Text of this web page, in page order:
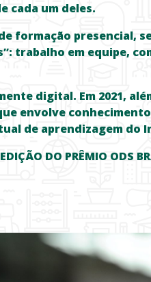
cada um deles.
formação presencial,
trabalho em equipe,
digital. Em 2021,
envolve
de aprendizagem do
DO PRÊMIO ODS